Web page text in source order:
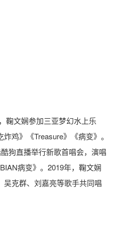
鞠文娴参加三亚梦幻水上乐
鸡》《Treasure》《病变》。
狗直播举行新歌首唱会，演唱
病变》。2019年，鞠文娴
克群、刘嘉亮等歌手共同唱